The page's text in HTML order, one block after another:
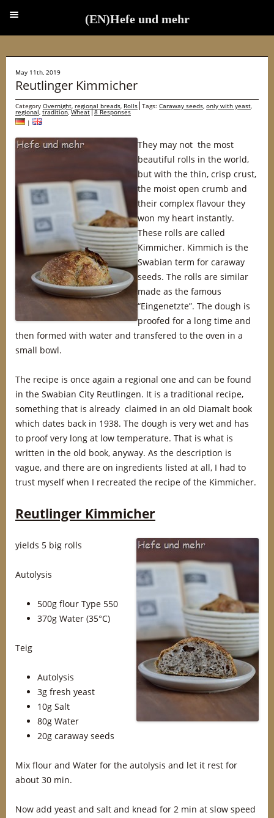
May 11th, 2019
Reutlinger Kimmicher
Category Overnight, regional breads, Rolls Tags: Caraway seeds, only with yeast,
regional, tradition,Wheat 8 Responses
|
They may not the most
beautiful rolls in the world,
but with the thin, crisp crust,
the moist open crumb and
their complex flavour they
won my heart instantly.
These rolls are called
Kimmicher. Kimmich is the
Swabian term for caraway
seeds. The rolls are similar
made as the famous
“Eingenetzte”. The dough is
proofed for a long time and
then formed with water and transfered to the oven in a
small bowl.
The recipe is once again a regional one and can be found
in the Swabian City Reutlingen. It is a traditional recipe,
something that is already claimed in an old Diamalt book
which dates back in 1938. The dough is very wet and has
to proof very long at low temperature. That is what is
written in the old book, anyway. As the description is
vague, and there are on ingredients listed at all, I had to
trust myself when I recreated the recipe of the Kimmicher.
Reutlinger Kimmicher
yields 5 big rolls
Autolysis
500g flour Type 550
370g Water (35°C)
Teig
Autolysis
3g fresh yeast
10g Salt
80g Water
20g caraway seeds
Mix flour and Water for the autolysis and let it rest for
about 30 min.
Now add yeast and salt and knead for 2 min at slow speed
(EN)Hefe und mehr
(EN)Hefe und mehr